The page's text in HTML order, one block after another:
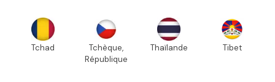
Tchad
Tchèque,
République
Thaïlande Tibet